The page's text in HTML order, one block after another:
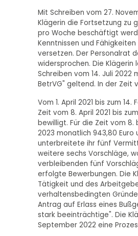
Mit Schreiben vom 27.
Klägerin die Fortsetzung zu
pro Woche beschäftigt
Kenntnissen und
versetzen. Der Personalrat
widersprochen. Die
Schreiben vom 14. Juli
BetrVG" geltend. In der Zeit
Vom 1. April 2021 bis zum
Zeit vom 8. April 2021 bis
bewilligt. Für die Zeit vom 8.
2023 monatlich 943,80 Euro
unterbreitete ihr fünf
weitere sechs Vorschläge,
verbleibenden fünf
erfolgte Bewerbungen. Die
Tätigkeit und des
verhaltensbedingten
Antrag auf Erlass eines
stark beeinträchtige". Die
September 2022 eine